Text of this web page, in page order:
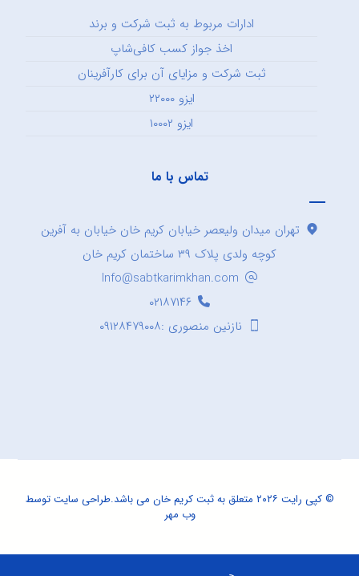
ادارات مربوط به ثبت شرکت و برند
اخذ جواز کسب کافی‌شاپ
ثبت شرکت و مزایای آن برای کارآفرینان
ایزو ۲۲۰۰۰
ایزو ۱۰۰۰۲
تماس با ما
تهران میدان ولیعصر خیابان کریم خان خیابان به آفرین
کوچه ولدی پلاک ۳۹ ساختمان کریم خان
Info@sabtkarimkhan.com
۰۲۱۸۷۱۴۶
نازنین منصوری :۰۹۱۲۸۴۷۹۰۰۸
© کپی رایت ۲۰۲۶ متعلق به ثبت کریم خان می باشد. طراحی سایتتوسط
وب مهر